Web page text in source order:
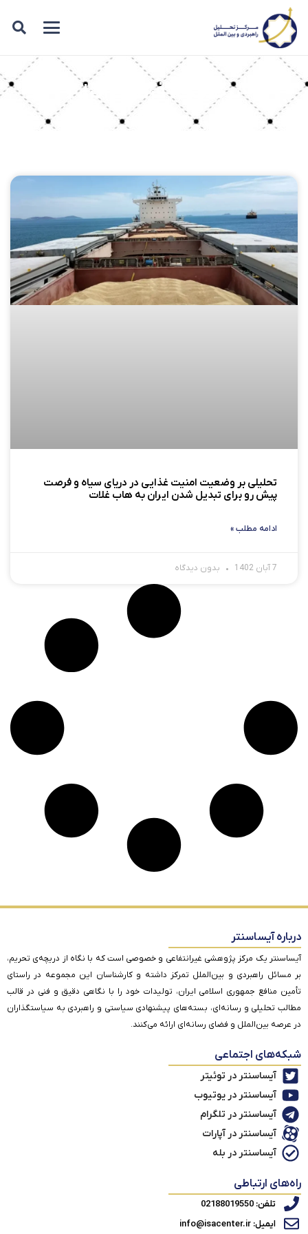
برچسب: فرصت ایران
تحلیلی بر وضعیت امنیت غذایی در دریای سیاه و فرصت‌
پیش رو برای تبدیل شدن ایران به هاب غلات
ادامه مطلب »
7 آبان 1402 بدون دیدگاه
درباره آیساسنتر
آیساسنتر یک مرکز پژوهشی غیرانتفاعی و خصوصی است که با نگاه از دریچه‌ی تحریم،
بر مسائل راهبردی و بین‌الملل تمرکز داشته و کارشناسان این مجموعه در راستای
تأمین منافع جمهوری اسلامی ایران، تولیدات خود را با نگاهی دقیق و فنی در قالب
مطالب تحلیلی و رسانه‌ای، بسته‌های پیشنهادی سیاستی و راهبردی به سیاستگذاران
در عرصه بین‌الملل و فضای رسانه‌ای ارائه می‌کنند.
شبکه‌های اجتماعی
آیساسنتر در توئیتر
آیساسنتر در یوتیوب
آیساسنتر در تلگرام
آیساسنتر در آپارات
آیساسنتر در بله
راه‌های ارتباطی
تلفن: 02188019550
ایمیل: info@isacenter.ir